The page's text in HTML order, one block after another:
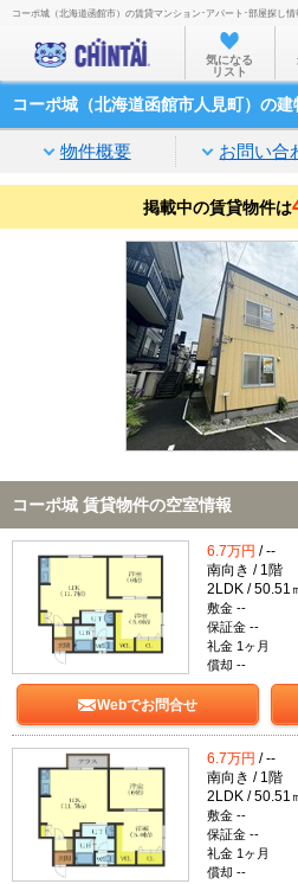
お部屋を探
沿線
家賃
通勤
物件
不動
TOP
コーポ城（北海道函館市）の賃貸マンション･アパート･部屋探し情
気になる
リスト
コーポ城（北海道函館市人見町）の建
物件概要 お問い合
掲載中の賃貸物件は
コーポ城 賃貸物件の空室情報
6.7万円 / --
南向き / 1階
2LDK / 50.51
敷金 --
保証金 --
礼金 1ヶ月
償却 --
Webでお問合せ
6.7万円 / --
南向き / 1階
2LDK / 50.51
敷金 --
保証金 --
礼金 1ヶ月
償却 --